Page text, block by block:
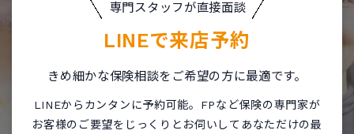
専門スタッフが直接面談
LINEで来店予約
きめ細かな保険相談をご希望の方に最適です。
LINEからカンタンに予約可能。FPなど保険の専門家が
お客様のご要望をじっくりとお伺いしてあなただけの最